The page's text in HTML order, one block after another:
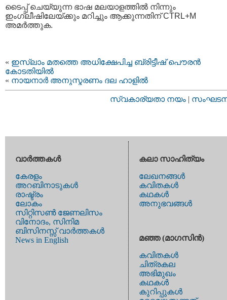
ടൈപ്പ്‌ ചെയ്യുന്ന ഭാഷ മലയാളത്തില്‍ നിന്നും
ഇംഗ്ലീഷിലേയ്ക്കും മറിച്ചും ആക്കുന്നതിന് CTRL+M
അമര്‍ത്തുക.
« ഇസ്ലാം മതത്തെ അധിക്ഷേപിച്ച ബ്രിട്ടീഷ് പൌരന്‍
കോടതിയില്‍
« നായനാര്‍ അനുസ്മരണം ദല ഹാളില്‍
സ്വകാര്യതാ നയം |
വാര്‍ത്തകള്‍
കേരളം
അറബിനാടുകള്‍
രാഷ്ട്രം
ലോകം
സിറ്റിസണ്‍ ജേണലിസം
വിനോദം, സിനിമ
ബിസിനസ്സ് വാര്‍ത്തകള്‍
News in English
കലാ സാഹിത്യം
ലേഖനങ്ങള്‍
കവിതകള്‍
കഥകള്‍
അനുഭവങ്ങള്‍
മഞ്ഞ (മാഗസിന്‍)
കവിതകള്‍
ചിത്രകല
അഭിമുഖം
കഥകള്‍
കുറിപ്പുകള്‍